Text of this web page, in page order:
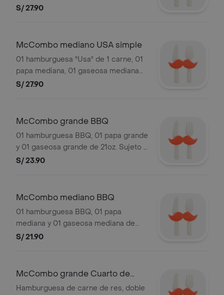
mediana de 16oz. Sujeto a stock de
"Hamburguesas". Imágenes
S/ 27.90
McCombo mediano USA simple
01 hamburguesa "Usa" de 1 carne, 01
papa mediana, 01 gaseosa mediana
de 16oz. Sujeto a stock de local. Las
Imágenes referenciales.
S/ 27.90
McCombo grande BBQ
01 hamburguesa BBQ, 01 papa grande
y 01 gaseosa grande de 21oz. Sujeto a
stock de local. Las gaseosas incluyen
S/ 23.90
McCombo mediano BBQ
01 hamburguesa BBQ, 01 papa
mediana y 01 gaseosa mediana de
16oz. Sujeto a stock de local. Las
"Hamburguesas". Imágenes
referenciales.
S/ 21.90
McCombo grande Cuarto de
Libra con Queso
Hamburguesa de carne de res, doble